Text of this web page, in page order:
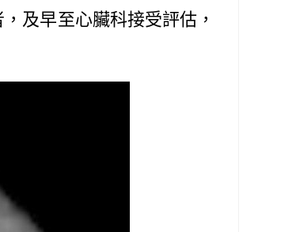
及早至心臟科接受評估，